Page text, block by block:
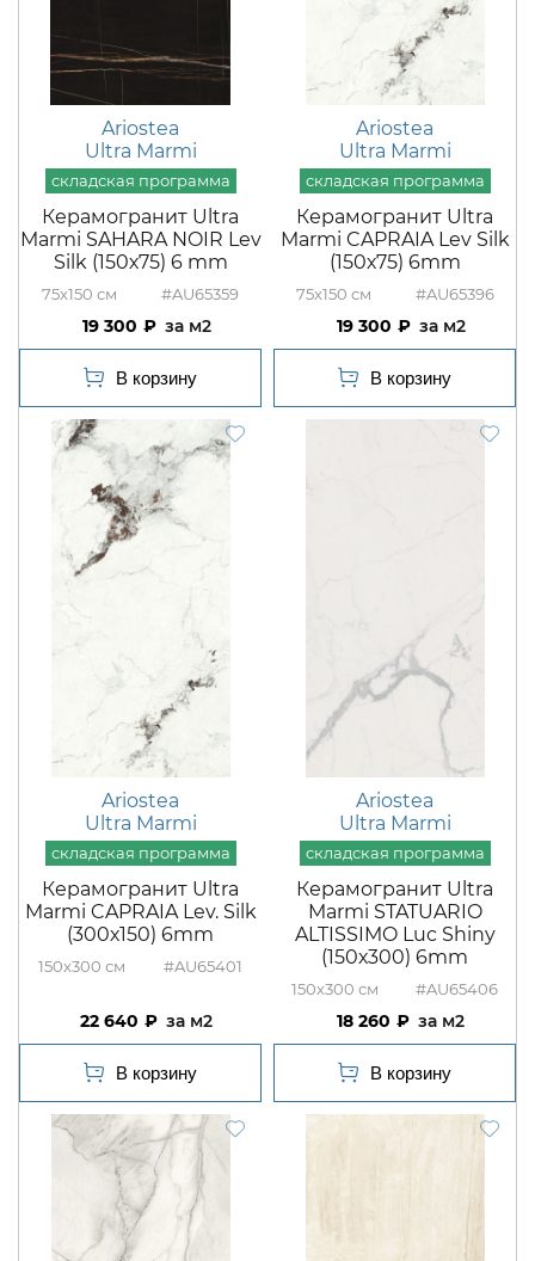
Ariostea
Ultra Marmi
Керамогранит Ultra
Marmi SAHARA NOIR Lev
Silk (150х75) 6 mm
75x150 #AU65359
19 300 м2
Ariostea
Ultra Marmi
Керамогранит Ultra
Marmi CAPRAIA Lev Silk
(150х75) 6mm
75x150 #AU65396
19 300 м2
Ariostea
Ultra Marmi
Керамогранит Ultra
Marmi CAPRAIA Lev. Silk
(300х150) 6mm
150x300 #AU65401
22 640 м2
Ariostea
Ultra Marmi
Керамогранит Ultra
Marmi STATUARIO
ALTISSIMO Luc Shiny
(150х300) 6mm
150x300 #AU65406
18 260 м2